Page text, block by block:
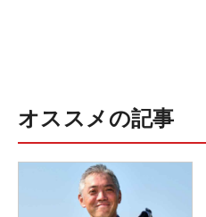
オススメの記事